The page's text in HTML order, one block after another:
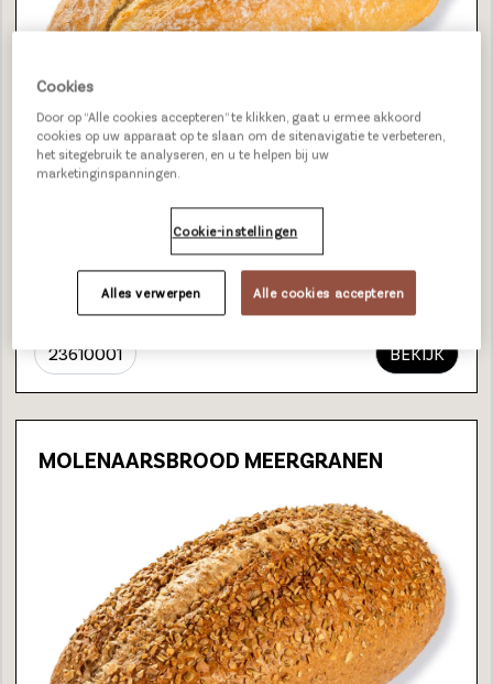
7 Unicoins
23610001 BEKIJK
MOLENAARSBROOD MEERGRANEN
Cookies
Door op “Alle cookies accepteren” te klikken, gaat u ermee akkoord
cookies op uw apparaat op te slaan om de sitenavigatie te verbeteren,
het sitegebruik te analyseren, en u te helpen bij uw
marketinginspanningen.
Cookie-instellingen
Alles verwerpen Alle cookies accepteren